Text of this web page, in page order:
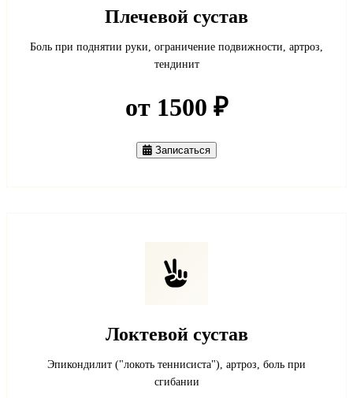
Плечевой сустав
Боль при поднятии руки, ограничение подвижности, артроз,
тендинит
от 1500 ₽
Записаться
Локтевой сустав
Эпикондилит ("локоть теннисиста"), артроз, боль при
сгибании